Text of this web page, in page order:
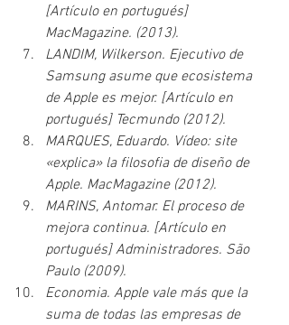
[Artículo en portugués]
MacMagazine. (2013).
LANDIM, Wilkerson. Ejecutivo de
Samsung asume que ecosistema
de Apple es mejor. [Artículo en
portugués] Tecmundo (2012).
MARQUES, Eduardo. Vídeo: site
«explica» la filosofia de diseño de
Apple. MacMagazine (2012).
MARINS, Antomar. El proceso de
mejora continua. [Artículo en
portugués] Administradores. São
Paulo (2009).
Economia. Apple vale más que la
suma de todas las empresas de